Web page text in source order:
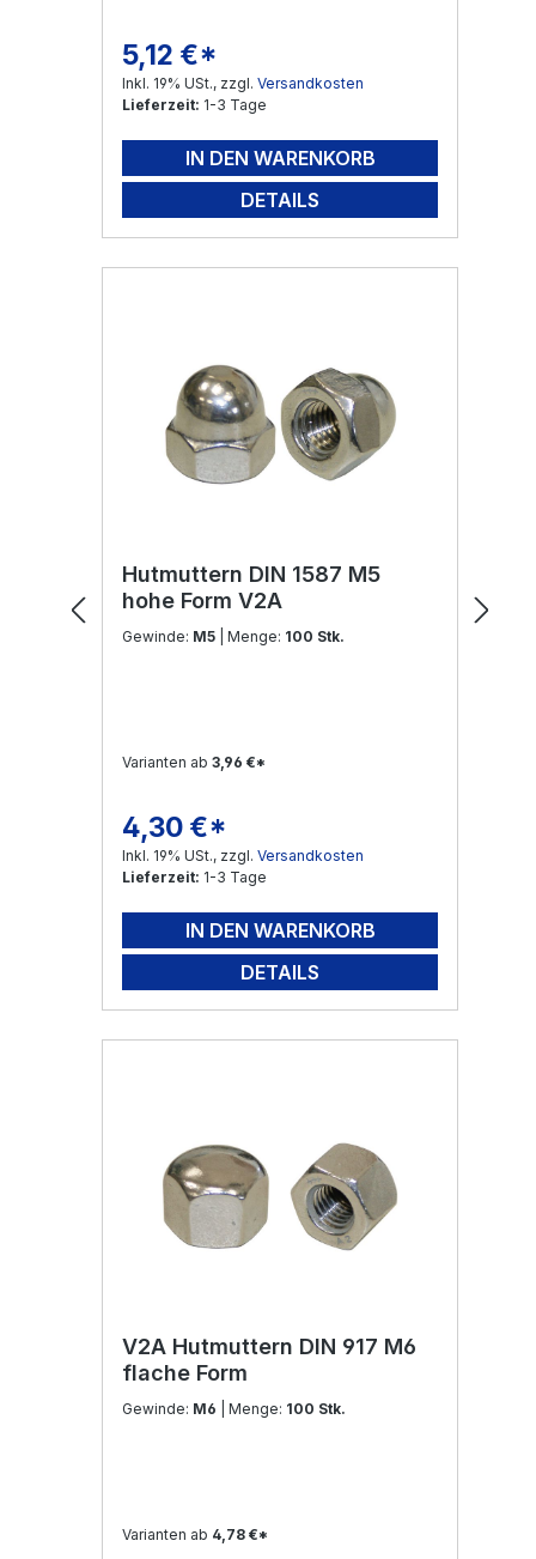
Regulärer Preis:
5,12 €*
Inkl. 19% USt., zzgl. Versandkosten
Lieferzeit: 1-3 Tage
IN DEN WARENKORB
DETAILS
Hutmuttern DIN 1587 M5
hohe Form V2A
Gewinde: M5 | Menge: 100 Stk.
Varianten ab 3,96 €*
Regulärer Preis:
4,30 €*
Inkl. 19% USt., zzgl. Versandkosten
Lieferzeit: 1-3 Tage
IN DEN WARENKORB
DETAILS
V2A Hutmuttern DIN 917 M6
flache Form
Gewinde: M6 | Menge: 100 Stk.
Varianten ab 4,78 €*